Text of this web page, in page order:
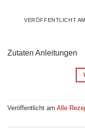
VERÖFFENTLICHT
Zutaten Anleitungen
Veröffentlicht am Alle